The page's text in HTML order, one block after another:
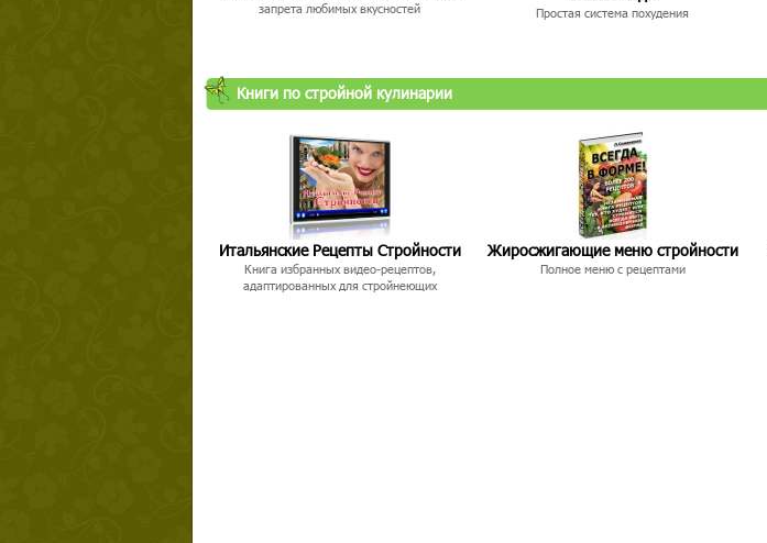
запрета любимых вкусностей
Простая система похудения
Книги по стройной кулинарии
Итальянские Рецепты Стройности
Книга избранных видео-рецептов,
адаптированных для стройнеющих
Жиросжигающие меню стройности
Полное меню с рецептами